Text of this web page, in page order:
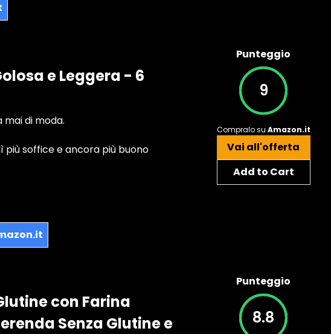
e Leggera - 6
mai di moda.
soffice e ancora più buono
Punteggio
9
Compralo su Amazon.it
Vai all'offerta
Add to Cart
con Farina
Senza Glutine e
Punteggio
8.8